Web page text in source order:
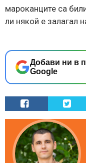
мароканците са
ли някой е залагал
Добави ни в
Google